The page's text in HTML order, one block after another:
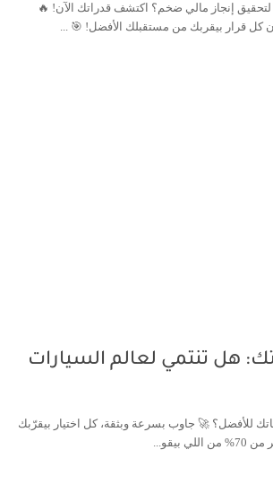
إنجاز مالي ضخم؟ اكتشف قدراتك الآن! 🔥
كل قرار بيقربك من مستقبلك الأفضل! 🎯 ...
هل تنتمي لعالم السيارات
للأفضل؟ 🚀 جاوب بسرعة وبثقة، كل اختيار بيقرّبك
بيقو...